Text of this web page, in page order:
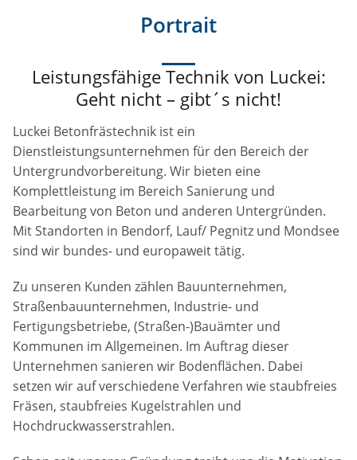
Portrait
Leistungsfähige Technik von Luckei:
Geht nicht – gibt´s nicht!
Luckei Betonfrästechnik ist ein
Dienstleistungsunternehmen für den Bereich der
Untergrundvorbereitung. Wir bieten eine
Komplettleistung im Bereich Sanierung und
Bearbeitung von Beton und anderen Untergründen.
Mit Standorten in Bendorf, Lauf/ Pegnitz und Mondsee
sind wir bundes- und europaweit tätig.
Zu unseren Kunden zählen Bauunternehmen,
Straßenbauunternehmen, Industrie- und
Fertigungsbetriebe, (Straßen-)Bauämter und
Kommunen im Allgemeinen. Im Auftrag dieser
Unternehmen sanieren wir Bodenflächen. Dabei
setzen wir auf verschiedene Verfahren wie staubfreies
Fräsen, staubfreies Kugelstrahlen und
Hochdruckwasserstrahlen.